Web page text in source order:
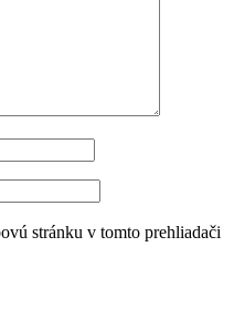
stránku v tomto prehliadači